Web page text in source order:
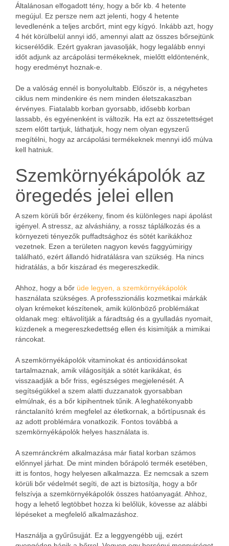
Általánosan elfogadott tény, hogy a bőr kb. 4 hetente
megújul. Ez persze nem azt jelenti, hogy 4 hetente
levedlenénk a teljes arcbőrt, mint egy kígyó. Inkább azt, hogy
4 hét körülbelül annyi idő, amennyi alatt az összes bőrsejtünk
kicserélődik. Ezért gyakran javasolják, hogy legalább ennyi
időt adjunk az arcápolási termékeknek, mielőtt eldöntenénk,
hogy eredményt hoznak-e.
De a valóság ennél is bonyolultabb. Először is, a négyhetes
ciklus nem mindenkire és nem minden életszakaszban
érvényes. Fiatalabb korban gyorsabb, idősebb korban
lassabb, és egyénenként is változik. Ha ezt az összetettséget
szem előtt tartjuk, láthatjuk, hogy nem olyan egyszerű
megítélni, hogy az arcápolási termékeknek mennyi idő múlva
kell hatniuk.
Szemkörnyékápolók az
öregedés jelei ellen
A szem körüli bőr érzékeny, finom és különleges napi ápolást
igényel. A stressz, az alváshiány, a rossz táplálkozás és a
környezeti tényezők puffadtsághoz és sötét karikákhoz
vezetnek. Ezen a területen nagyon kevés faggyúmirigy
található, ezért állandó hidratálásra van szükség. Ha nincs
hidratálás, a bőr kiszárad és megereszkedik.
Ahhoz, hogy a bőr üde legyen, a szemkörnyékápolók
használata szükséges. A professzionális kozmetikai márkák
olyan krémeket készítenek, amik különböző problémákat
oldanak meg: eltávolítják a fáradtság és a gyulladás nyomait,
küzdenek a megereszkedettség ellen és kisimítják a mimikai
ráncokat.
A szemkörnyékápolók vitaminokat és antioxidánsokat
tartalmaznak, amik világosítják a sötét karikákat, és
visszaadják a bőr friss, egészséges megjelenését. A
segítségükkel a szem alatti duzzanatok gyorsabban
elmúlnak, és a bőr kipihentnek tűnik. A leghatékonyabb
ránctalanító krém megfelel az életkornak, a bőrtípusnak és
az adott problémára vonatkozik. Fontos továbbá a
szemkörnyékápolók helyes használata is.
A szemránckrém alkalmazása már fiatal korban számos
előnnyel járhat. De mint minden bőrápoló termék esetében,
itt is fontos, hogy helyesen alkalmazza. Ez nemcsak a szem
körüli bőr védelmét segíti, de azt is biztosítja, hogy a bőr
felszívja a szemkörnyékápolók összes hatóanyagát. Ahhoz,
hogy a lehető legtöbbet hozza ki belőlük, kövesse az alábbi
lépéseket a megfelelő alkalmazáshoz.
Használja a gyűrűsujját. Ez a leggyengébb ujj, ezért